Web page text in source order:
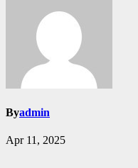
Byadmin
Apr 11, 2025